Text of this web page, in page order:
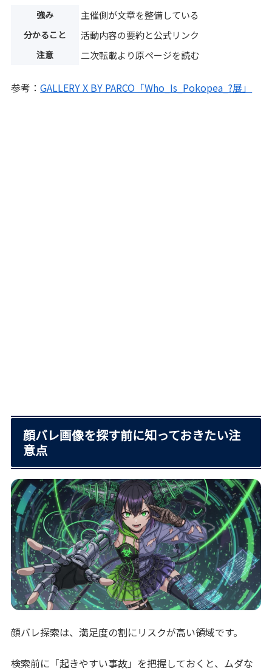
強み 主催側が文章を整備している
分かること 活動内容の要約と公式リンク
注意 二次転載より原ページを読む
参考：GALLERY X BY PARCO「Who_Is_Pokopea_?展」
顔バレ画像を探す前に知っておきたい注
意点
顔バレ探索は、満足度の割にリスクが高い領域です。
検索前に「起きやすい事故」を把握しておくと、ムダな